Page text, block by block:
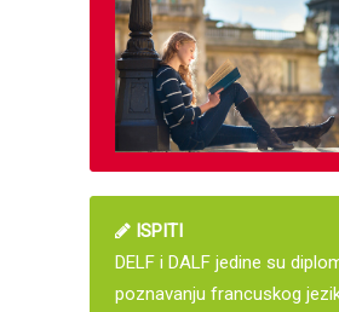
ISPITI
DELF i DALF jedine su
poznavanju francuskog